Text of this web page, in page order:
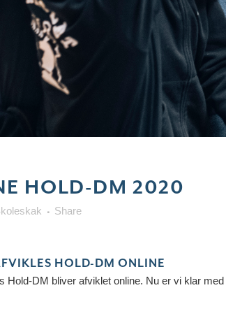
HOLD-DM 2020
Share
HOLD-DM ONLINE
Hold-DM bliver afviklet online. Nu er vi klar med